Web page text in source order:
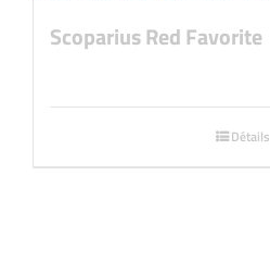
Scoparius Red Favorite
Détails